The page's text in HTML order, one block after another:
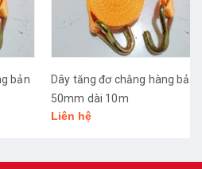
Dây tăng đơ chằng hàng bản
50mm dài 10m
Liên hệ